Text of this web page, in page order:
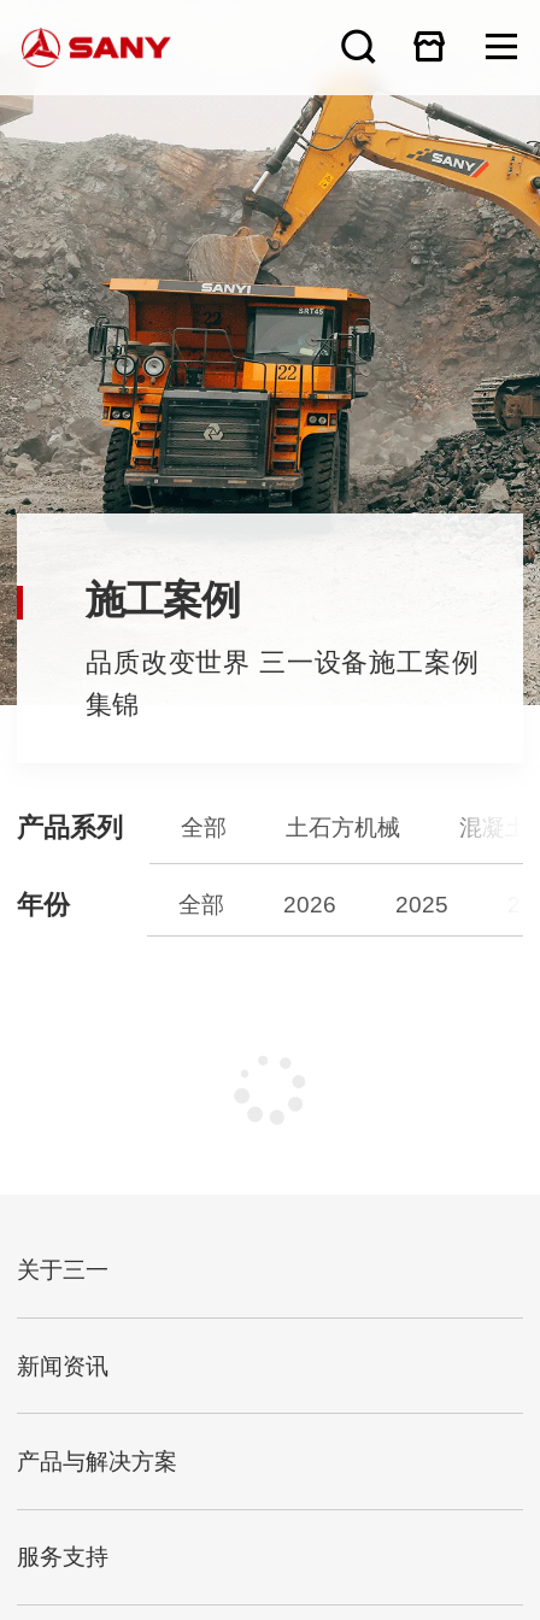
施工案例
品质改变世界 三一设备施工案例
集锦
产品系列 全部 土石方机械 混凝土
年份 全部 2026 2025
关于三一
新闻资讯
产品与解决方案
服务支持